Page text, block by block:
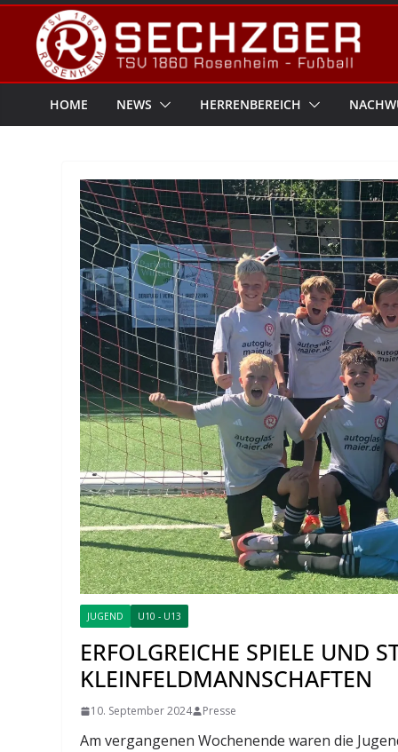
Zum
Inhalt
springen
HOME NEWS HERRENBEREICH
JUGEND U10 - U13
ERFOLGREICHE SPIELE UND
KLEINFELDMANNSCHAFTEN
10. September 2024 Presse
Am vergangenen Wochenende waren die